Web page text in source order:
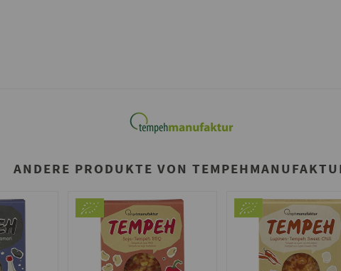
ANDERE PRODUKTE VON